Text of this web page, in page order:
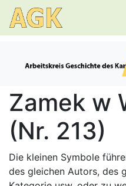
Zamek w
(Nr. 213)
Die kleinen Symbole
des gleichen Autors, des